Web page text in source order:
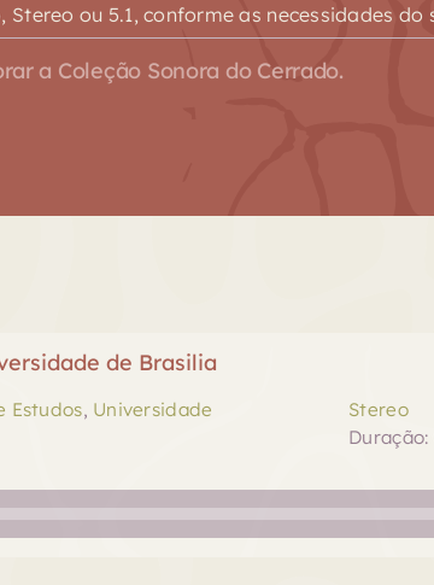
ou 5.1, conforme as necessidades do
a Coleção Sonora do Cerrado.
de Brasilia
Estudos, Universidade
Stereo
Duração: